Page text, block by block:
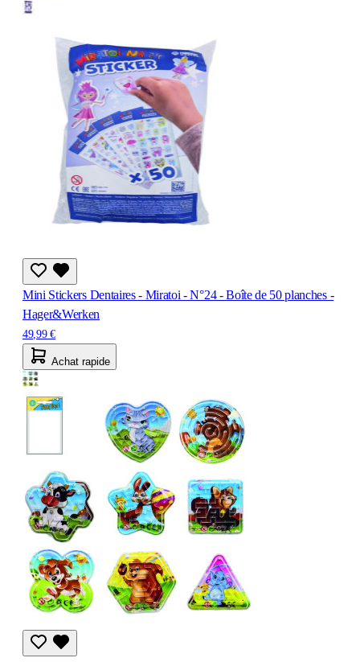
Mini Stickers Dentaires - Miratoi - N°24 - Boîte de 50 planches -
Hager&Werken
49,99 €
Achat rapide